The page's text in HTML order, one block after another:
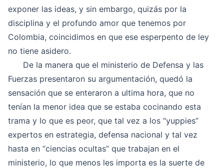
exponer las ideas, y sin embargo, quizás por la
disciplina y el profundo amor que tenemos por
Colombia, coincidimos en que ese esperpento de ley
no tiene asidero.
De la manera que el ministerio de Defensa y las
Fuerzas presentaron su argumentación, quedó la
sensación que se enteraron a ultima hora, que no
tenían la menor idea que se estaba cocinando esta
trama y lo que es peor, que tal vez a los “yuppies”
expertos en estrategia, defensa nacional y tal vez
hasta en “ciencias ocultas” que trabajan en el
ministerio, lo que menos les importa es la suerte de